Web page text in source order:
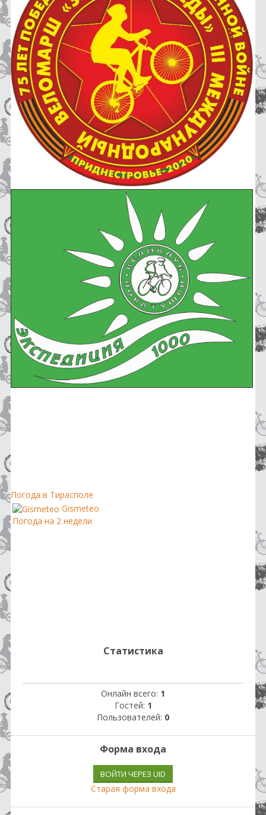
Погода в Тирасполе
Gismeteo
Погода на 2 недели
Статистика
Онлайн всего: 1
Гостей: 1
Пользователей: 0
Форма входа
ВОЙТИ ЧЕРЕЗ UID
Старая форма входа